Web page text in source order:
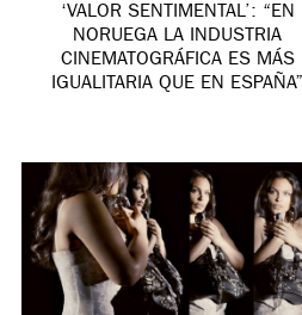
‘VALOR SENTIMENTAL’: “EN
NORUEGA LA INDUSTRIA
CINEMATOGRÁFICA ES MÁS
IGUALITARIA QUE EN ESPAÑA”